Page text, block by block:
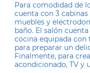
Para comodidad de
cuenta con 3
muebles y
baño. El salón
cocina equipada con
para preparar un
Finalmente, para
acondicionado, TV y